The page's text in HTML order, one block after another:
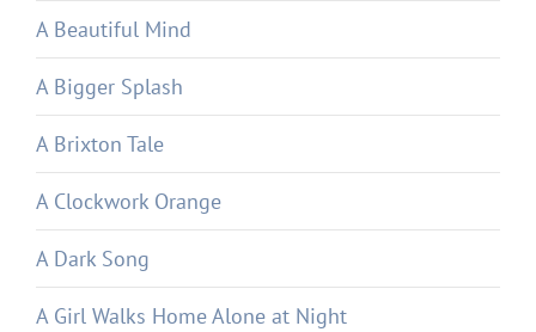
A Beautiful Mind
A Bigger Splash
A Brixton Tale
A Clockwork Orange
A Dark Song
A Girl Walks Home Alone at Night